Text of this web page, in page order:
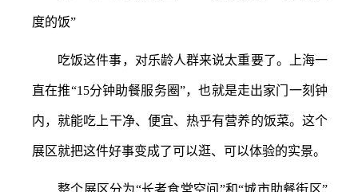
度的饭”
吃饭这件事，对乐龄人群来说太重要了。上海一
直在推“15分钟助餐服务圈”，也就是走出家门一刻钟
内，就能吃上干净、便宜、热乎有营养的饭菜。这个
展区就把这件好事变成了可以逛、可以体验的实景。
整个展区分为“长者食堂空间”和“城市助餐街区”